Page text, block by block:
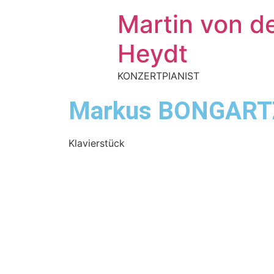
Martin von
Heydt
KONZERTPIANIST
Markus
Klavierstück